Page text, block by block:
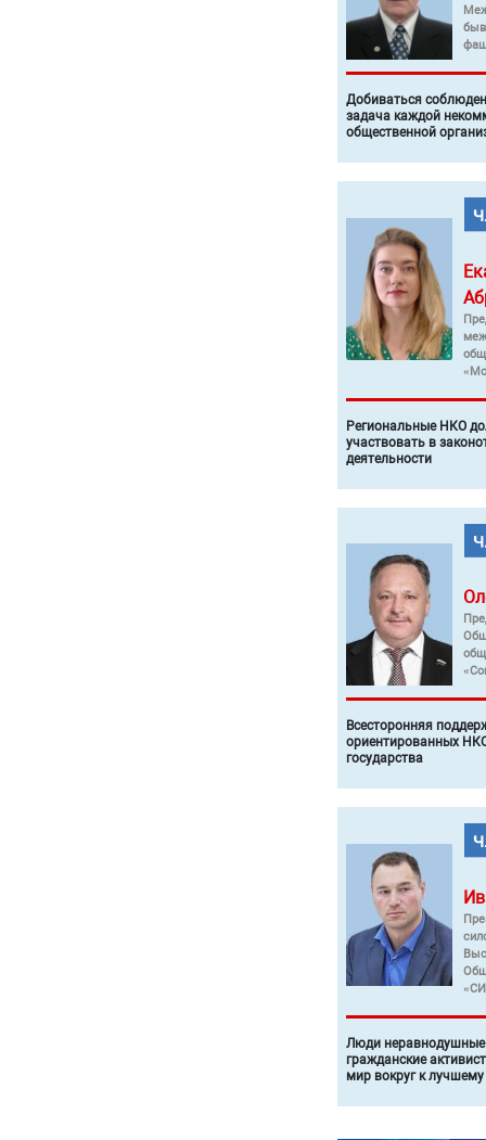
Добиваться
задача каждой
общественной
Региональные НКО
участвовать в
деятельности
Всесторонняя
ориентированных
государства
Люди неравнодушные
гражданские
мир вокруг к лучшему